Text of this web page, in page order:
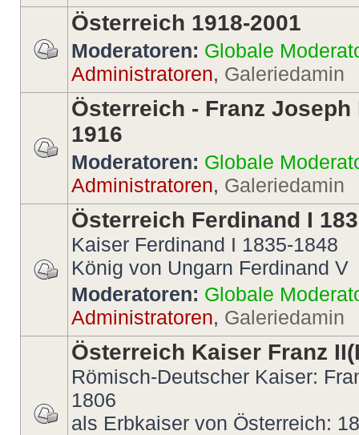
Österreich 1918-2001
Moderatoren: Globale
Administratoren, Galeriedamin
Österreich - Franz Joseph
1916
Moderatoren: Globale
Administratoren, Galeriedamin
Österreich Ferdinand I
Kaiser Ferdinand I 1835-1848
König von Ungarn Ferdinand V
Moderatoren: Globale
Administratoren, Galeriedamin
Österreich Kaiser Franz
Römisch-Deutscher Kaiser:
1806
als Erbkaiser von Österreich: